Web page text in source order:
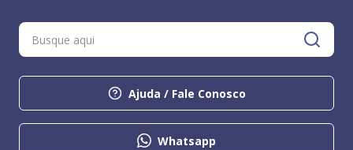
Ajuda / Fale Conosco
Whatsapp